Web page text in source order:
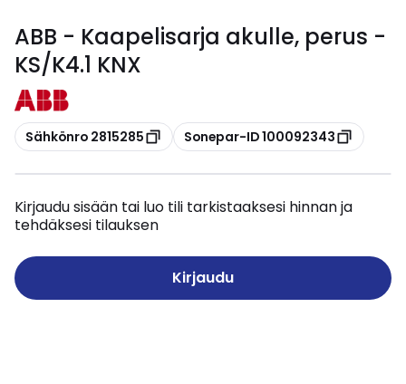
ABB - Kaapelisarja akulle, perus -
KS/K4.1 KNX
Kopioi
Sähkönro 2815285 Kopioi
Sonepar-ID 100092343
Kirjaudu sisään tai luo tili tarkistaaksesi hinnan ja
tehdäksesi tilauksen
Kirjaudu